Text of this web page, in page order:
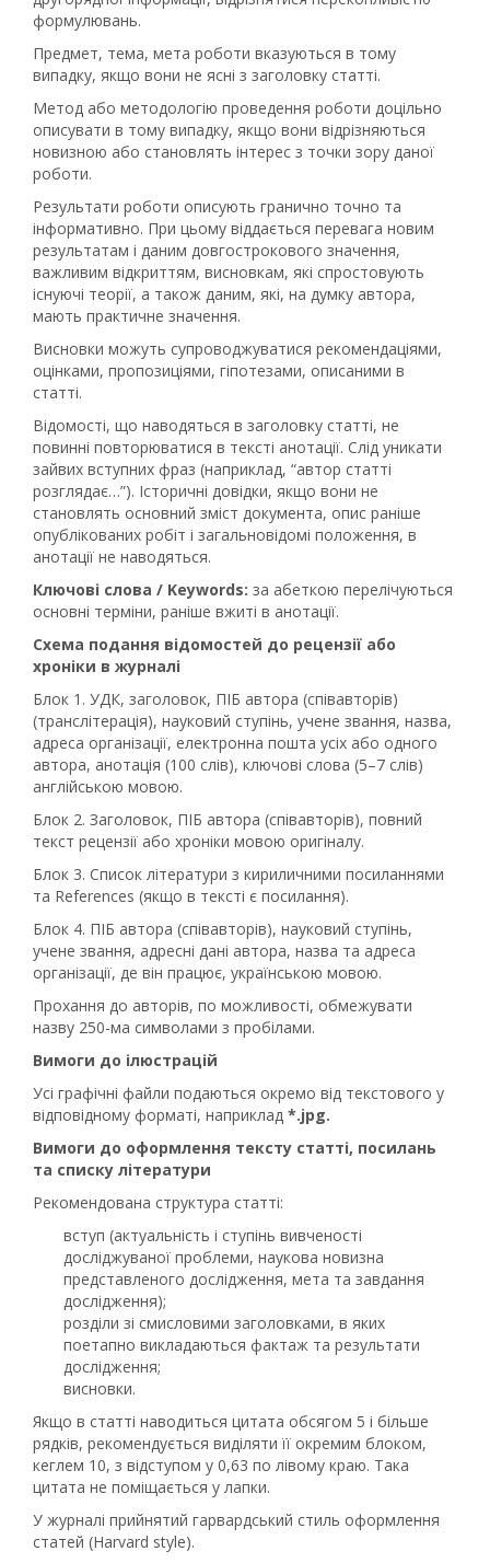
формулювань.
Предмет, тема, мета роботи вказуються в тому
випадку, якщо вони не ясні з заголовку статті.
Метод або методологію проведення роботи доцільно
описувати в тому випадку, якщо вони відрізняються
новизною або становлять інтерес з точки зору даної
роботи.
Результати роботи описують гранично точно та
інформативно. При цьому віддається перевага новим
результатам і даним довгострокового значення,
важливим відкриттям, висновкам, які спростовують
існуючі теорії, а також даним, які, на думку автора,
мають практичне значення.
Висновки можуть супроводжуватися рекомендаціями,
оцінками, пропозиціями, гіпотезами, описаними в
статті.
Відомості, що наводяться в заголовку статті, не
повинні повторюватися в тексті анотації. Слід уникати
зайвих вступних фраз (наприклад, “автор статті
розглядає…”). Історичні довідки, якщо вони не
становлять основний зміст документа, опис раніше
опублікованих робіт і загальновідомі положення, в
анотації не наводяться.
Ключові слова / Keywords: за абеткою перелічуються
основні терміни, раніше вжиті в анотації.
Схема подання відомостей до рецензії або
хроніки в журналі
Блок 1. УДК, заголовок, ПІБ автора (співавторів)
(транслітерація), науковий ступінь, учене звання, назва,
адреса організації, електронна пошта усіх або одного
автора, анотація (100 слів), ключові слова (5–7 слів)
англійською мовою.
Блок 2. Заголовок, ПІБ автора (співавторів), повний
текст рецензії або хроніки мовою оригіналу.
Блок 3. Список літератури з кириличними посиланнями
та References (якщо в тексті є посилання).
Блок 4. ПІБ автора (співавторів), науковий ступінь,
учене звання, адресні дані автора, назва та адреса
організації, де він працює, українською мовою.
Прохання до авторів, по можливості, обмежувати
назву 250-ма символами з пробілами.
Вимоги до ілюстрацій
Усі графічні файли подаються окремо від текстового у
відповідному форматі, наприклад *.jpg.
Вимоги до оформлення тексту статті, посилань
та списку літератури
Рекомендована структура статті:
вступ (актуальність і ступінь вивченості
досліджуваної проблеми, наукова новизна
представленого дослідження, мета та завдання
дослідження);
розділи зі смисловими заголовками, в яких
поетапно викладаються фактаж та результати
дослідження;
висновки.
Якщо в статті наводиться цитата обсягом 5 і більше
рядків, рекомендується виділяти її окремим блоком,
кеглем 10, з відступом у 0,63 по лівому краю. Така
цитата не поміщається у лапки.
У журналі прийнятий гарвардський стиль оформлення
статей (Harvard style).